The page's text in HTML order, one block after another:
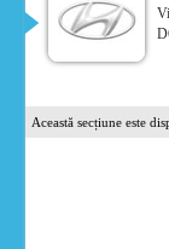
Această secțiune este